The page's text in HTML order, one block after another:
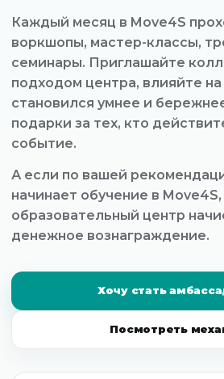
Каждый месяц в Move4S
воркшопы, мастер-классы,
семинары. Приглашайте
подходом центра, влияйте
становился умнее и
подарки за тех, кто
событие.
А если по вашей
начинает обучение в Move4S,
образовательный центр
денежное вознаграждение.
Хочу стать
Посмотреть